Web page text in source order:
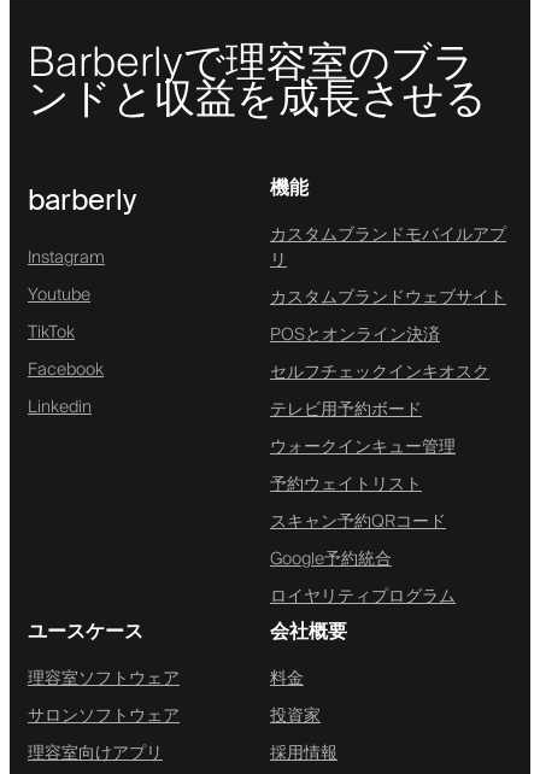
Barberlyで理容室のブラ
ンドと収益を成長させる
barberly
Instagram
Youtube
TikTok
Facebook
Linkedin
機能
カスタムブランドモバイルアプ
リ
カスタムブランドウェブサイト
POSとオンライン決済
セルフチェックインキオスク
テレビ用予約ボード
ウォークインキュー管理
予約ウェイトリスト
スキャン予約QRコード
Google予約統合
ロイヤリティプログラム
ユースケース
理容室ソフトウェア
サロンソフトウェア
理容室向けアプリ
会社概要
料金
投資家
採用情報